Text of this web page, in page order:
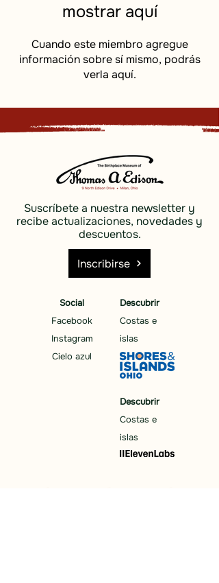
mostrar aquí
Cuando este miembro agregue
información sobre sí mismo, podrás
verla aquí.
Suscríbete a nuestra newsletter y
recibe actualizaciones, novedades y
descuentos.
Inscribirse
Social
Facebook
Instagram
Cielo azul
Descubrir
Costas e
islas
Descubrir
Costas e
islas